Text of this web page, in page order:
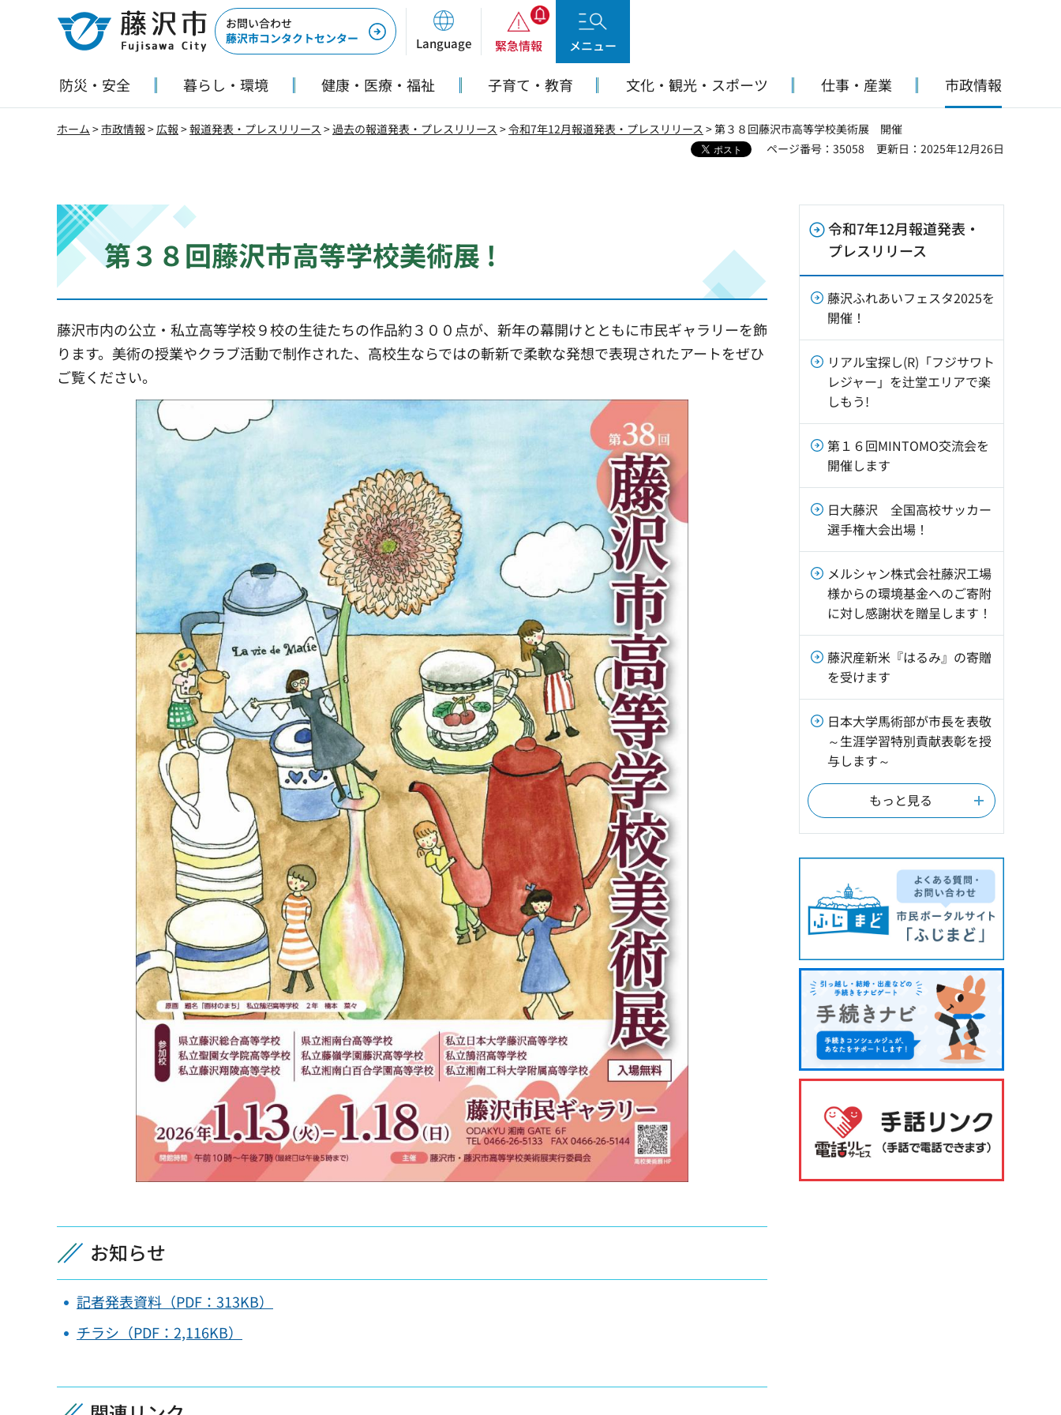
藤沢市
お問い合わせ
藤沢市コンタクトセンター
Language 緊急情報 メニュー
防災・安全 暮らし・環境 健康・医療・福祉 子育て・教育 文化・観光・スポーツ 仕事・産業 市政情報
ホーム >市政情報 >広報 >報道発表・プレスリリース >過去の報道発表・プレスリリース >令和7年12月報道発表・プレスリリース > 第３８回藤沢市高等学校美術展 開催
ページ番号：35058
更新日：2025年12月26日
第３８回藤沢市高等学校美術展 !
藤沢市内の公立・私立高等学校９校の生徒たちの作品約３００点が、新年の幕開けとともに市民ギャラリーを飾
ります。美術の授業やクラブ活動で制作された、高校生ならではの斬新で柔軟な発想で表現されたアートをぜひ
ご覧ください。
お知らせ
記者発表資料（PDF：313KB）
チラシ（PDF：2,116KB）
令和7年12月報道発表・
プレスリリース
藤沢ふれあいフェスタ2025を
開催！
リアル宝探し(R)「フジサワト
レジャー」を辻堂エリアで楽
しもう!
第１６回MINTOMO交流会を
開催します
日大藤沢 全国高校サッカー
選手権大会出場！
メルシャン株式会社藤沢工場
様からの環境基金へのご寄附
に対し感謝状を贈呈します！
藤沢産新米『はるみ』の寄贈
を受けます
日本大学馬術部が市長を表敬
～生涯学習特別貢献表彰を授
与します～
もっと見る